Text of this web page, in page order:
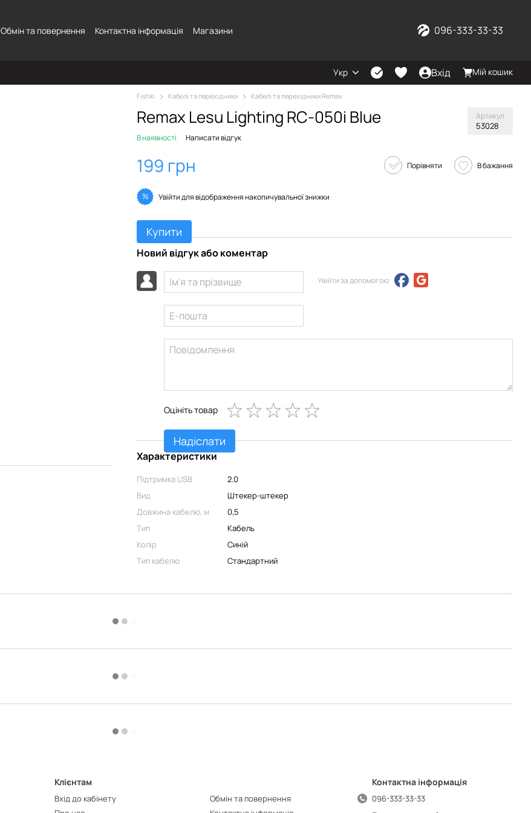
Обмін та повернення Контактна інформація Магазини 096-333-33-33
Укр Вхід Мій кошик
Fishki Кабелі та перехідники Кабелі та перехідники Remax
Remax Lesu Lighting RC-050i Blue Артикул
53028
В наявності Написати відгук
199 грн Порівняти В бажання
% Увійтидля відображення накопичувальної знижки
Купити
Новий відгук або коментар
Увійти за допомогою
Оцініть товар
Надіслати
Характеристики
Підтримка USB
2.0
Вид
Штекер-штекер
Довжина кабелю, м
0,5
Тип
Кабель
Колір
Синій
Тип кабелю
Стандартний
Клієнтам
Вхід до кабінету
Обмін та повернення
Контактна інформація
096-333-33-33